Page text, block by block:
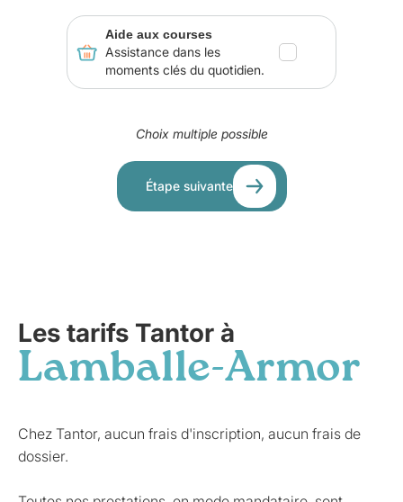
Aide aux courses
Assistance dans les
moments clés du quotidien.
Choix multiple possible
Étape suivante
Les tarifs Tantor à
Lamballe-Armor
Chez Tantor, aucun frais d'inscription, aucun frais de
dossier.